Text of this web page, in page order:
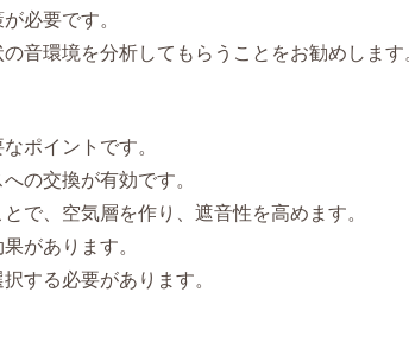
必要です。
音環境を分析してもらうことをお勧めします
ポイントです。
の交換が有効です。
で、空気層を作り、遮音性を高めます。
があります。
する必要があります。